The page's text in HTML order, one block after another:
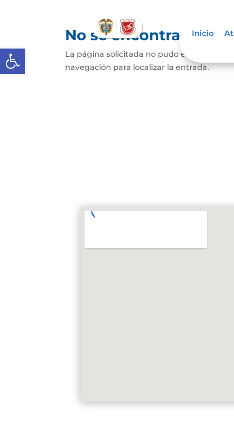
Abrir barra de herramientas
Inicio
No se encontraron
La página solicitada no pudo encontrarse.
navegación para localizar la entrada.